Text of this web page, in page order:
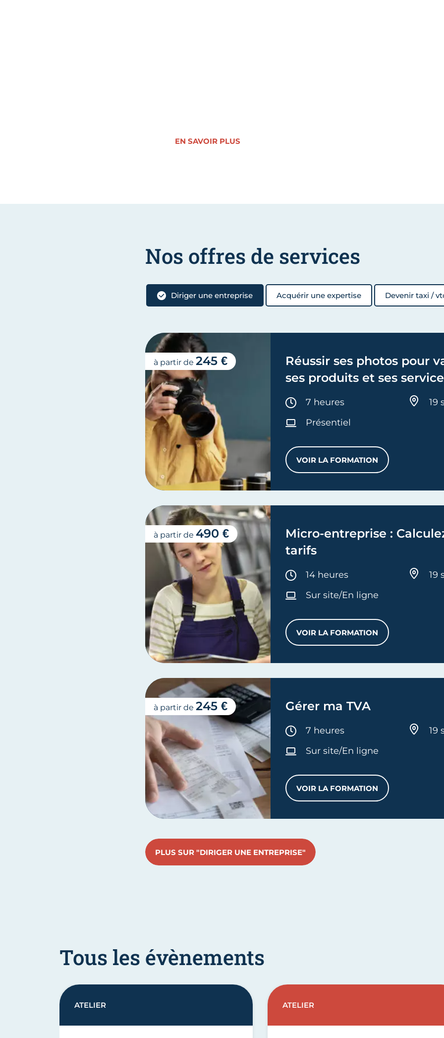
EN SAVOIR PLUS
Nos offres de services
Diriger une entreprise Acquérir une expertise Devenir taxi /
Réussir ses photos pour
ses produits et ses
Durée :
7 heures
Présentiel
19
VOIR LA FORMATIONRÉUSSIR SES PHOTOS
à partir de245 €
Micro-entreprise :
tarifs
Durée :
14 heures
Sur site/En ligne
19
VOIR LA FORMATIONMICRO-ENTREPRISE :
à partir de490 €
Gérer ma TVA
Durée :
7 heures
Sur site/En ligne
19
VOIR LA FORMATION
GÉRER MA TVA
à partir de245 €
PLUS SUR "DIRIGER UNE ENTREPRISE"
Tous les évènements
ATELIER ATELIER